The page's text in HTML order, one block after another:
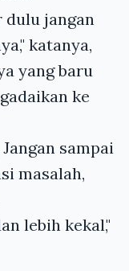
dulu jangan
katanya,
yang baru
ke
sampai
masalah,
lebih kekal,"